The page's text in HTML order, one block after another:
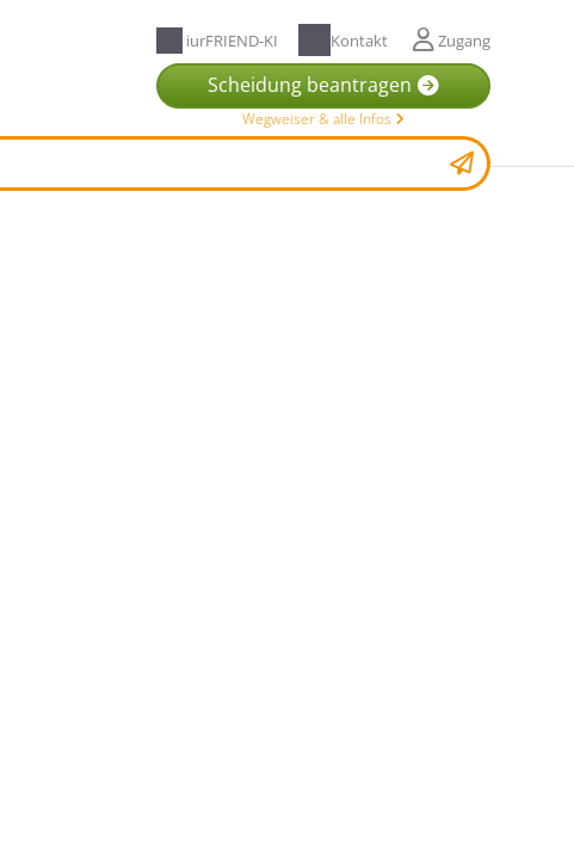
iurFRIEND-KI Kontakt Zugang
Scheidung beantragen
Wegweiser & alle Infos